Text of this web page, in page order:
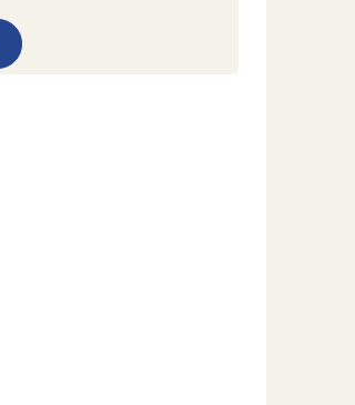
Digitalt TV & 2 terrasser